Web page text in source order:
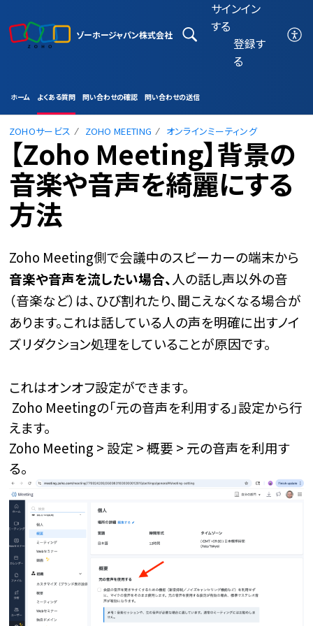
ゾーホージャパン株式会社
サインイン
する
登録す
る
ホーム よくある質問 問い合わせの確認 問い合わせの送信
ZOHOサービス ZOHO MEETING オンラインミーティング
【Zoho Meeting】背景の
音楽や音声を綺麗にする
方法
Zoho Meeting側で会議中のスピーカーの端末から
音楽や音声を流したい場合、 人の話し声以外の音
（音楽など）は、ひび割れたり、聞こえなくなる場合が
あります。これは話している人の声を明確に出すノイ
ズリダクション処理をしていることが原因です。
これはオンオフ設定ができます。
Zoho Meetingの「元の音声を利用する」設定から行
えます。
Zoho Meeting > 設定 > 概要 > 元の音声を利用す
る。